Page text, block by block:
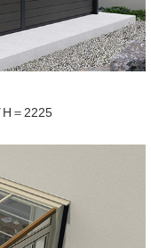
H＝2225